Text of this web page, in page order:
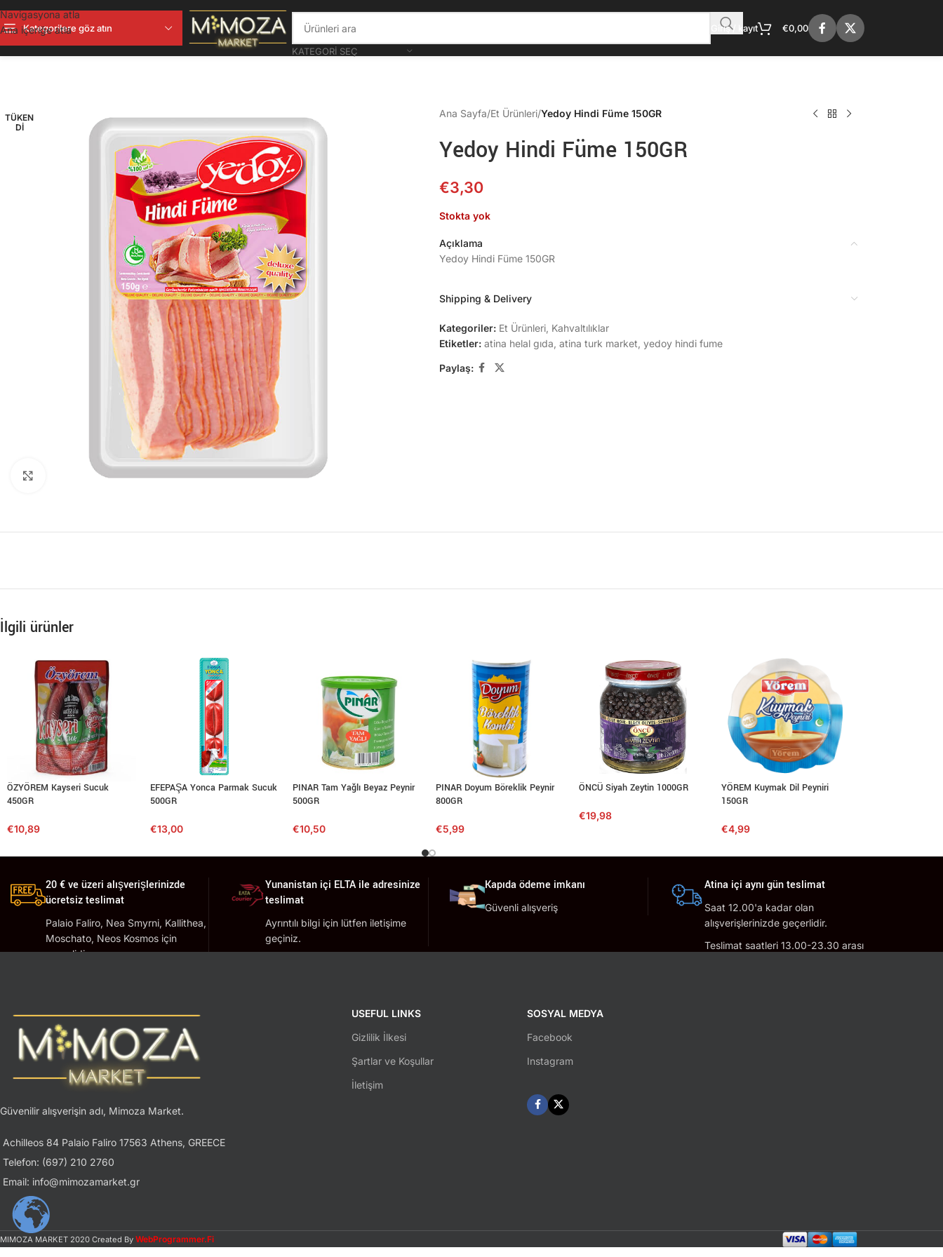
Navigasyona atla
Ana içeriğe atla
Kategorilere göz atın
KATEGORI SEÇ
Giriş / kayıt €0,00
TÜKEN
DI
Büyütmek için tıklayın
Ana Sayfa/Et Ürünleri/Yedoy Hindi Füme 150GR
Yedoy Hindi Füme 150GR
€3,30
Stokta yok
Açıklama
Yedoy Hindi Füme 150GR
Shipping & Delivery
Kategoriler: Et Ürünleri, Kahvaltılıklar
Etiketler: atina helal gıda atina turk market yedoy hindi fume
Paylaş:
İlgili ürünler
ÖZYÖREM Kayseri Sucuk
450GR
€10,89
EFEPAŞA Yonca Parmak Sucuk
500GR
€13,00
PINAR Tam Yağlı Beyaz Peynir
500GR
€10,50
PINAR Doyum Böreklik Peynir
800GR
€5,99
ÖNCÜ Siyah Zeytin 1000GR
€19,98
YÖREM Kuymak Dil Peyniri
150GR
€4,99
20 € ve üzeri alışverişlerinizde
ücretsiz teslimat
Palaio Faliro, Nea Smyrni, Kallithea,
Moschato, Neos Kosmos için
geçerlidir.
Yunanistan içi ELTA ile adresinize
teslimat
Ayrıntılı bilgi için lütfen iletişime
geçiniz.
Kapıda ödeme imkanı
Güvenli alışveriş
Atina içi aynı gün teslimat
Saat 12.00'a kadar olan
alışverişlerinizde geçerlidir.
Teslimat saatleri 13.00-23.30 arası
Güvenilir alışverişin adı, Mimoza Market.
Achilleos 84 Palaio Faliro 17563 Athens, GREECE
Telefon: (697) 210 2760
Email: info@mimozamarket.gr
USEFUL LINKS
Gizlilik İlkesi
Şartlar ve Koşullar
İletişim
SOSYAL MEDYA
Facebook
Instagram
MIMOZA MARKET 2020 Created By WebProgrammer.Fi